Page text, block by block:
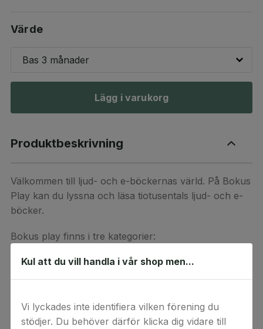
Värde
Bas 3 månader
Lägg i varukorg
Produktbeskrivning
Välkommen till ljud- och e-böckernas värld. På Bokus
Play kan du lyssna och läsa tiotusentals ljud- och e-
böcker.
Bokus play finns i tre kategorier:
Basabonnemang 3 månader- 1 ny valfri bok per
antal böcker/månad, 1 användare per konto.
Kul att du vill handla i vår shop men...
Vi lyckades inte identifiera vilken förening du
stödjer. Du behöver därför klicka dig vidare till